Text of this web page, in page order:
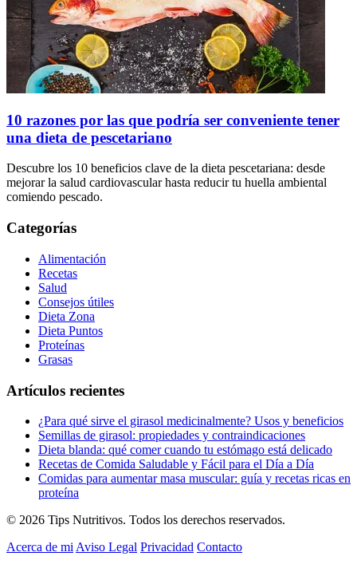
10 razones por las que podría ser conveniente tener
una dieta de pescetariano
Descubre los 10 beneficios clave de la dieta pescetariana: desde
mejorar la salud cardiovascular hasta reducir tu huella ambiental
comiendo pescado.
Categorías
Alimentación
Recetas
Salud
Consejos útiles
Dieta Zona
Dieta Puntos
Proteínas
Grasas
Artículos recientes
¿Para qué sirve el girasol medicinalmente? Usos y beneficios
Semillas de girasol: propiedades y contraindicaciones
Dieta blanda: qué comer cuando tu estómago está delicado
Recetas de Comida Saludable y Fácil para el Día a Día
Comidas para aumentar masa muscular: guía y recetas ricas en
proteína
© 2026 Tips Nutritivos. Todos los derechos reservados.
Acerca de mi Aviso Legal Privacidad Contacto